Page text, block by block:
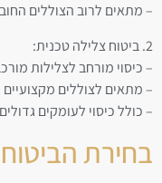
– מתאים לרוב הצוללים
2. ביטוח צלילה טכנית:
– כיסוי מורחב לצלילות
– מתאים לצוללים מקצועיים
– כולל כיסוי לעומקים
בחירת